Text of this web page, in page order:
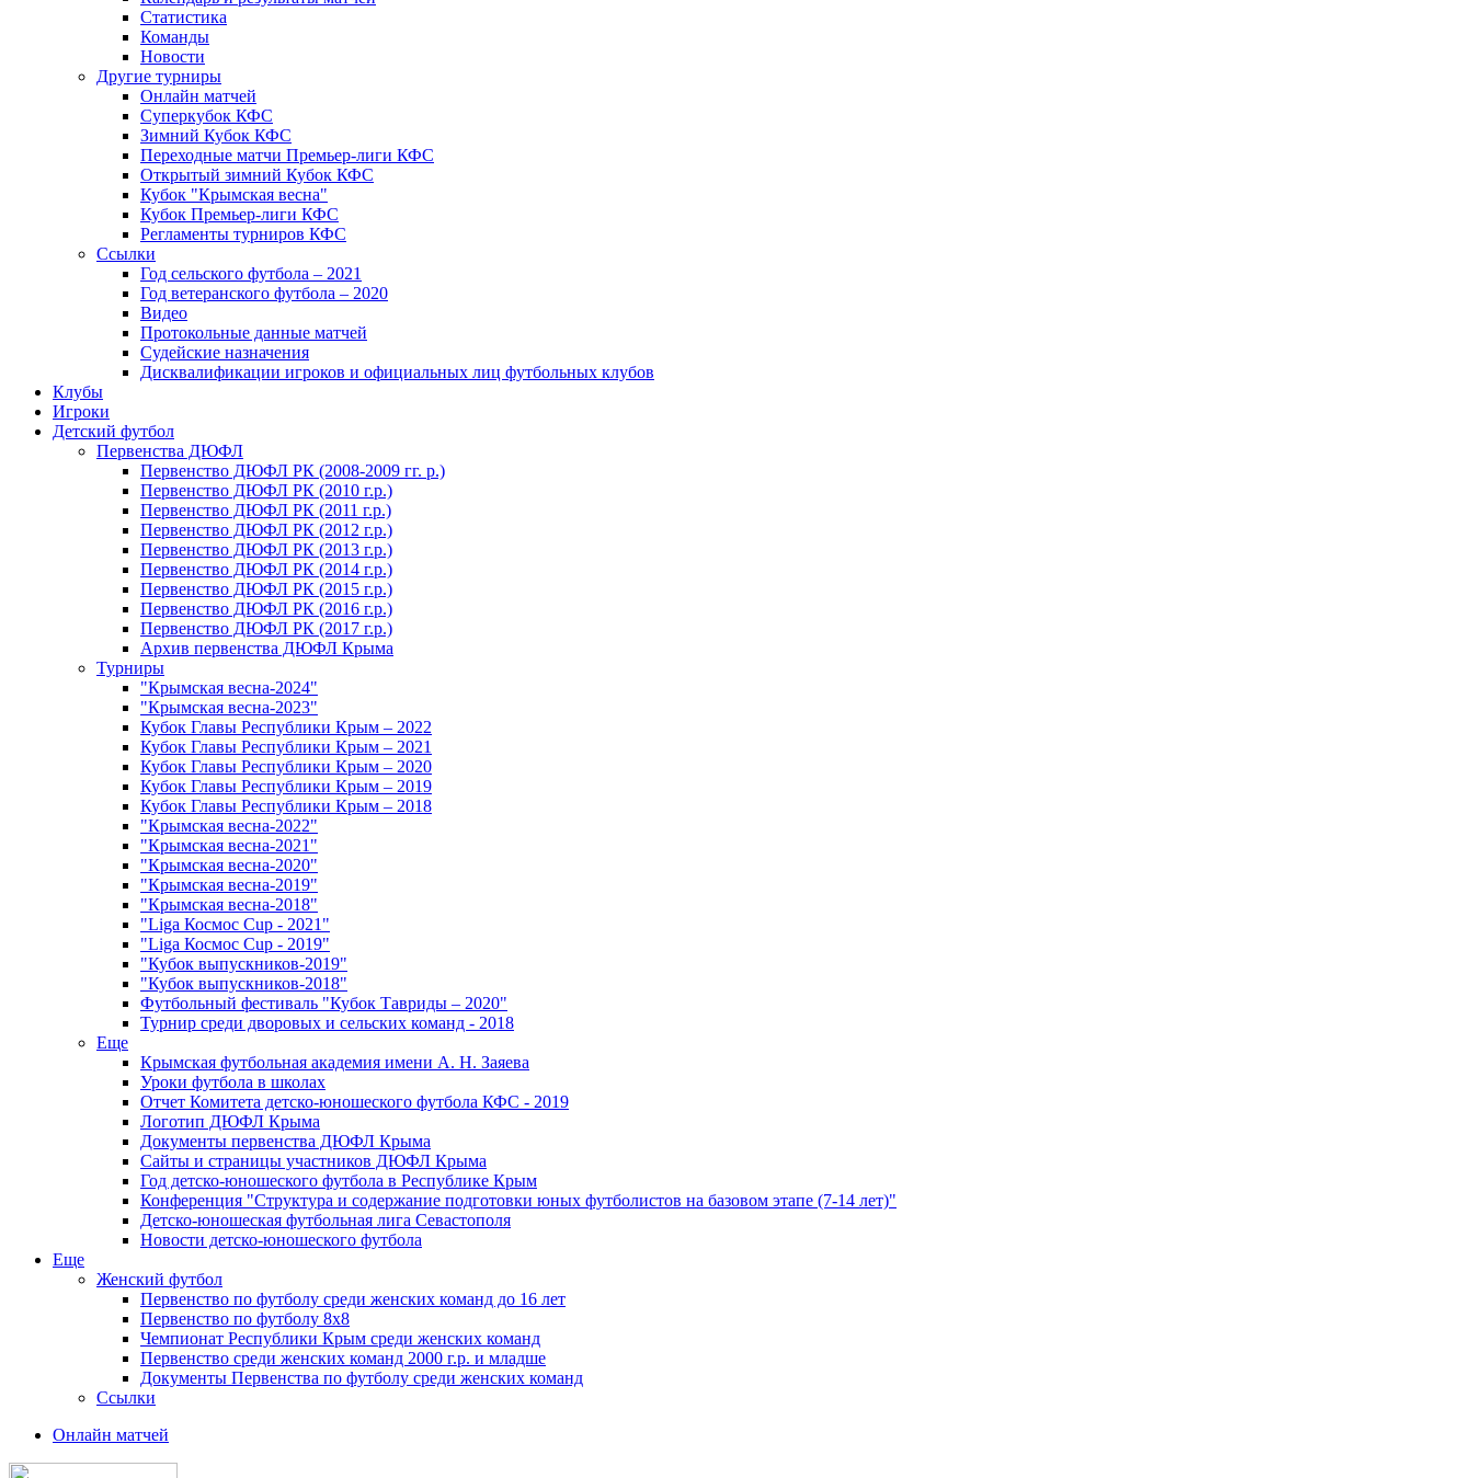
Статистика
Команды
Новости
Другие турниры
Онлайн матчей
Суперкубок КФС
Зимний Кубок КФС
Переходные матчи Премьер-лиги КФС
Открытый зимний Кубок КФС
Кубок "Крымская весна"
Кубок Премьер-лиги КФС
Регламенты турниров КФС
Ссылки
Год сельского футбола – 2021
Год ветеранского футбола – 2020
Видео
Протокольные данные матчей
Судейские назначения
Дисквалификации игроков и официальных лиц футбольных клубов
Клубы
Игроки
Детский футбол
Первенства ДЮФЛ
Первенство ДЮФЛ РК (2008-2009 гг. р.)
Первенство ДЮФЛ РК (2010 г.р.)
Первенство ДЮФЛ РК (2011 г.р.)
Первенство ДЮФЛ РК (2012 г.р.)
Первенство ДЮФЛ РК (2013 г.р.)
Первенство ДЮФЛ РК (2014 г.р.)
Первенство ДЮФЛ РК (2015 г.р.)
Первенство ДЮФЛ РК (2016 г.р.)
Первенство ДЮФЛ РК (2017 г.р.)
Архив первенства ДЮФЛ Крыма
Турниры
"Крымская весна-2024"
"Крымская весна-2023"
Кубок Главы Республики Крым – 2022
Кубок Главы Республики Крым – 2021
Кубок Главы Республики Крым – 2020
Кубок Главы Республики Крым – 2019
Кубок Главы Республики Крым – 2018
"Крымская весна-2022"
"Крымская весна-2021"
"Крымская весна-2020"
"Крымская весна-2019"
"Крымская весна-2018"
"Liga Космос Cup - 2021"
"Liga Космос Cup - 2019"
"Кубок выпускников-2019"
"Кубок выпускников-2018"
Футбольный фестиваль "Кубок Тавриды – 2020"
Турнир среди дворовых и сельских команд - 2018
Еще
Крымская футбольная академия имени А. Н. Заяева
Уроки футбола в школах
Отчет Комитета детско-юношеского футбола КФС - 2019
Логотип ДЮФЛ Крыма
Документы первенства ДЮФЛ Крыма
Сайты и страницы участников ДЮФЛ Крыма
Год детско-юношеского футбола в Республике Крым
Конференция "Структура и содержание подготовки юных футболистов на базовом этапе (7-14 лет)"
Детско-юношеская футбольная лига Севастополя
Новости детско-юношеского футбола
Еще
Женский футбол
Первенство по футболу среди женских команд до 16 лет
Первенство по футболу 8х8
Чемпионат Республики Крым среди женских команд
Первенство среди женских команд 2000 г.р. и младше
Документы Первенства по футболу среди женских команд
Ссылки
Онлайн матчей